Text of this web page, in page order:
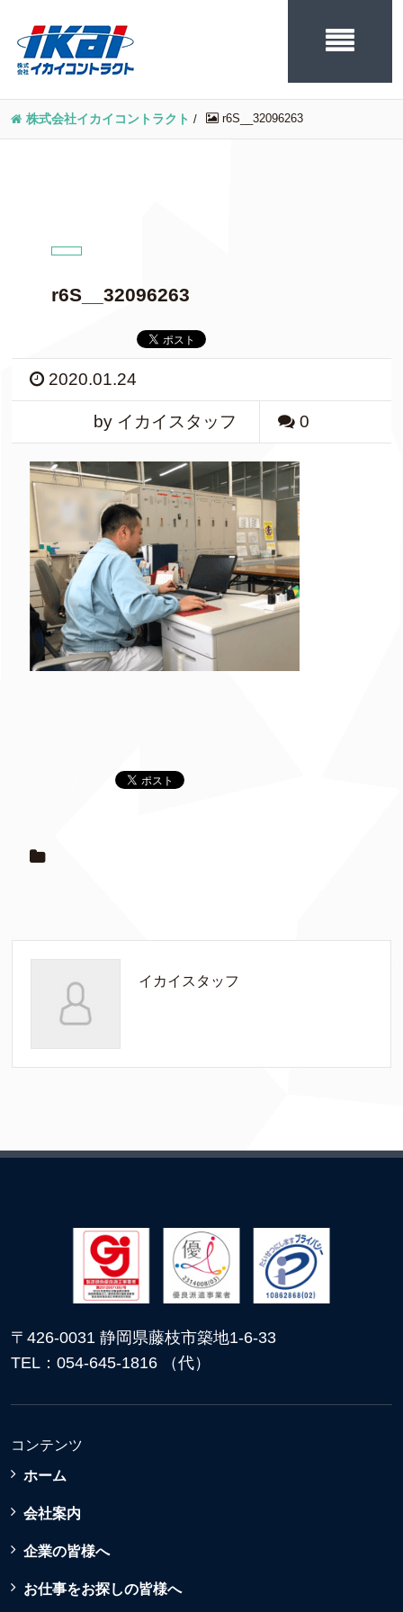
株式会社イカイコントラクト / r6S__32096263
r6S__32096263
2020.01.24
by イカイスタッフ 0
イカイスタッフ
〒426-0031 静岡県藤枝市築地1-6-33
TEL：054-645-1816 （代）
コンテンツ
ホーム
会社案内
企業の皆様へ
お仕事をお探しの皆様へ